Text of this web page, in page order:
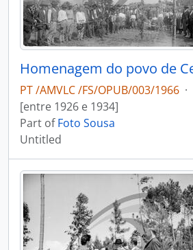
PT /AMVLC /FS/OPUB/003/1966 ·
[entre 1926 e 1934]
Part ofFoto Sousa
Untitled